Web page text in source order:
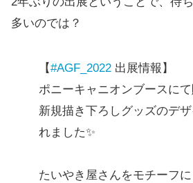
多いのでは？
【#AGF_2022 出展情報】
ポニーキャニオンブースに
新規描き下ろしグッズのデ
れました✨
たいやき屋さんをモチーフ